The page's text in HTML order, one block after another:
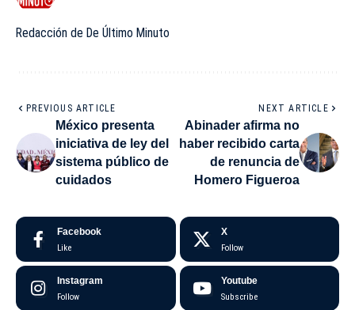
Redacción de De Último Minuto
PREVIOUS ARTICLE
México presenta
iniciativa de ley del
sistema público de
cuidados
NEXT ARTICLE
Abinader afirma no
haber recibido carta
de renuncia de
Homero Figueroa
Facebook
Like
X
Follow
Instagram
Follow
Youtube
Subscribe